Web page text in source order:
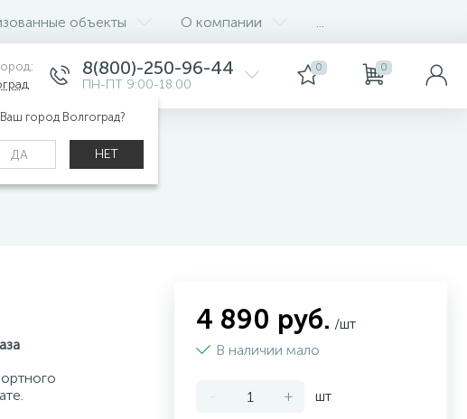
объекты О компании
Ваш город Волгоград?
ДА НЕТ
8(800)-250-96-44
ПН-ПТ 9:00-18:00
0 0
4 890 руб. /шт
В наличии мало
- + шт